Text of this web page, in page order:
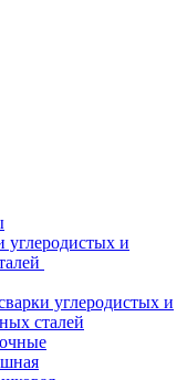
углеродистых и
углеродистых и
сталей